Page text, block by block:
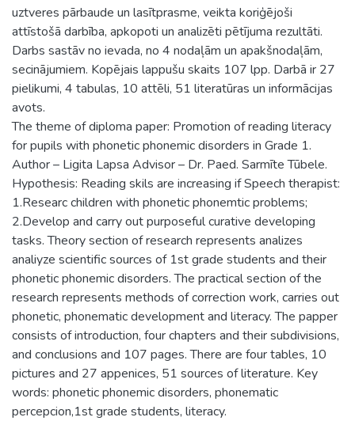
uztveres pārbaude un lasītprasme, veikta koriģējoši
attīstošā darbība, apkopoti un analizēti pētījuma rezultāti.
Darbs sastāv no ievada, no 4 nodaļām un apakšnodaļām,
secinājumiem. Kopējais lappušu skaits 107 lpp. Darbā ir 27
pielikumi, 4 tabulas, 10 attēli, 51 literatūras un informācijas
avots.
The theme of diploma paper: Promotion of reading literacy
for pupils with phonetic phonemic disorders in Grade 1.
Author – Ligita Lapsa Advisor – Dr. Paed. Sarmīte Tūbele.
Hypothesis: Reading skils are increasing if Speech therapist:
1.Researc children with phonetic phonemtic problems;
2.Develop and carry out purposeful curative developing
tasks. Theory section of research represents analizes
analiyze scientific sources of 1st grade students and their
phonetic phonemic disorders. The practical section of the
research represents methods of correction work, carries out
phonetic, phonematic development and literacy. The papper
consists of introduction, four chapters and their subdivisions,
and conclusions and 107 pages. There are four tables, 10
pictures and 27 appenices, 51 sources of literature. Key
words: phonetic phonemic disorders, phonematic
percepcion,1st grade students, literacy.